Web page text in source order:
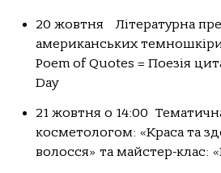
20 жовтня Літературна
американських
Рoem of Quotes = Поезія
Day
21 жовтня о 14:00
косметологом: «Краса та
волосся» та майстер-клас: